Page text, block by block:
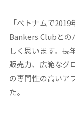
「ベトナムで
Bankers Clubとの
しく思います。長
販売力、広範なグ
の専門性の高いア
た。